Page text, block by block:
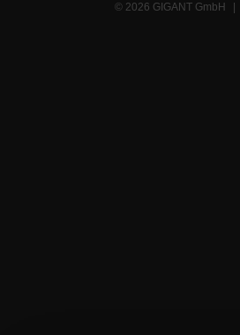
© 2026 GIGANT GmbH |